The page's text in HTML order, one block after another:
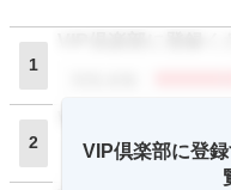
1
2
VIP倶楽部に登録く
閲覧者数
VIP倶楽部に登